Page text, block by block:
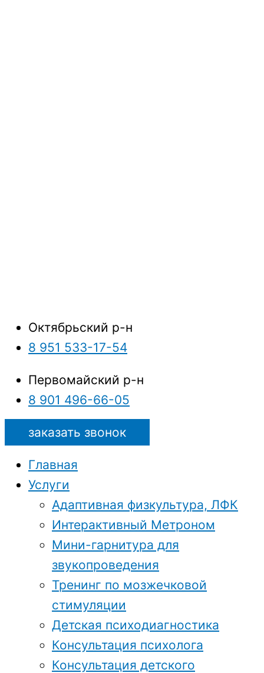
Октябрьский р-н
8 951 533-17-54
Первомайский р-н
8 901 496-66-05
заказать звонок
Главная
Услуги
Адаптивная физкультура, ЛФК
Интерактивный Метроном
Мини-гарнитура для
звукопроведения
Тренинг по мозжечковой
стимуляции
Детская психодиагностика
Консультация психолога
Консультация детского